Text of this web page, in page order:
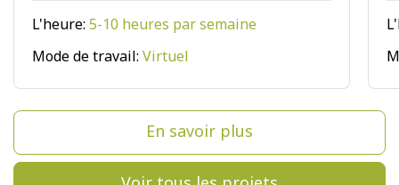
L'heure:5-10 heures par semaine
Mode de travail:Virtuel
En savoir plus